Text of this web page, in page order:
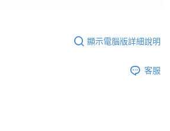
顯示電腦版詳細說明
客服